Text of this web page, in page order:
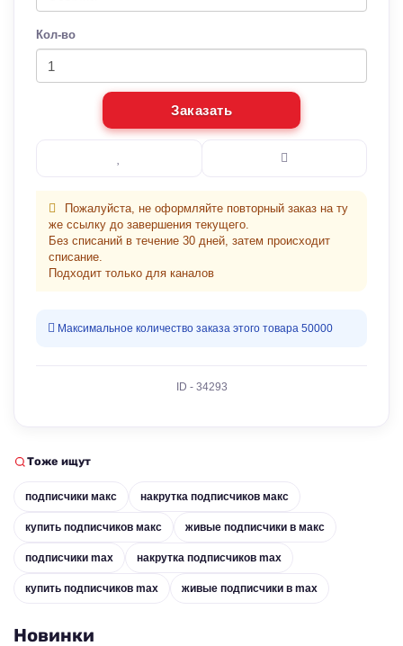
Кол-во
Заказать
Пожалуйста, не оформляйте повторный заказ на ту
же ссылку до завершения текущего.
Без списаний в течение 30 дней, затем происходит
списание.
Подходит только для каналов
Максимальное количество заказа этого товара 50000
ID - 34293
Тоже ищут
подписчики макс накрутка подписчиков макс
купить подписчиков макс живые подписчики в макс
подписчики max накрутка подписчиков max
купить подписчиков max живые подписчики в max
Новинки